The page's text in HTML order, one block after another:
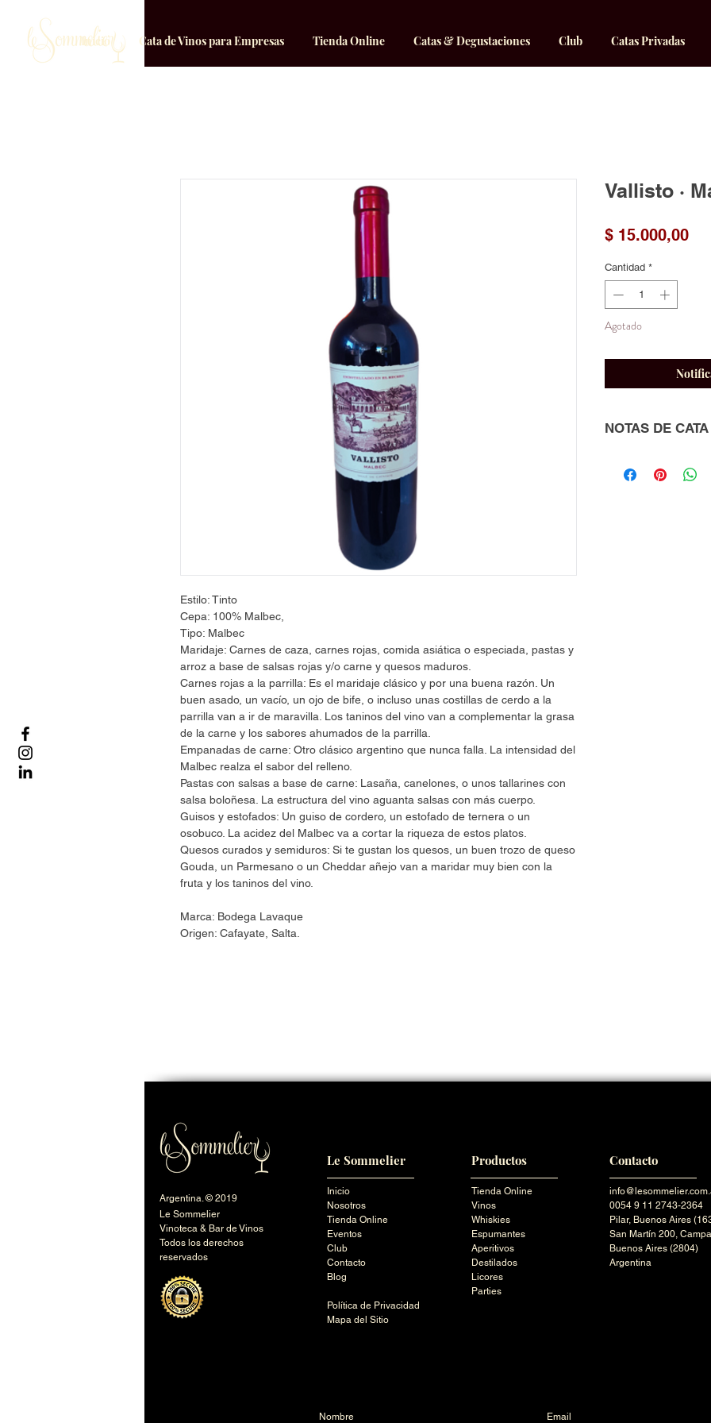
Inicio Cata de Vinos para Empresas Tienda Online Catas & Degustaciones Club Catas Privadas
Estilo: Tinto
Cepa: 100% Malbec,
Tipo: Malbec
Maridaje: Carnes de caza, carnes rojas, comida asiática o especiada, pastas y
arroz a base de salsas rojas y/o carne y quesos maduros.
Carnes rojas a la parrilla: Es el maridaje clásico y por una buena razón. Un
buen asado, un vacío, un ojo de bife, o incluso unas costillas de cerdo a la
parrilla van a ir de maravilla. Los taninos del vino van a complementar la grasa
de la carne y los sabores ahumados de la parrilla.
Empanadas de carne: Otro clásico argentino que nunca falla. La intensidad del
Malbec realza el sabor del relleno.
Pastas con salsas a base de carne: Lasaña, canelones, o unos tallarines con
salsa boloñesa. La estructura del vino aguanta salsas con más cuerpo.
Guisos y estofados: Un guiso de cordero, un estofado de ternera o un
osobuco. La acidez del Malbec va a cortar la riqueza de estos platos.
Quesos curados y semiduros: Si te gustan los quesos, un buen trozo de queso
Gouda, un Parmesano o un Cheddar añejo van a maridar muy bien con la
fruta y los taninos del vino.
Marca: Bodega Lavaque
Origen: Cafayate, Salta.
Vallisto ·
$ 15.000,00
Cantidad *
Agotado
NOTAS DE CATA
destellos rubíes.
Argentina. © 2019
Le Sommelier
Vinoteca & Bar de Vinos
Todos los derechos
reservados
Le Sommelier
Inicio
Nosotros
Tienda Online
Eventos
Club
Contacto
Blog
Política de Privacidad
Mapa del Sitio
Productos
Tienda Online
Vinos
Whiskies
Espumantes
Aperitivos
Destilados
Licores
Parties
Contacto
0054 9 11 2743-2364
Pilar, Buenos Aires
San Martín 200,
Buenos Aires (2804)
Argentina